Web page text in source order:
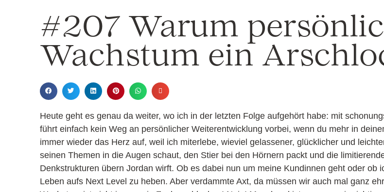
#207 Warum
Wachstum ein
Heute geht es genau da weiter, wo ich in der letzten Folge aufgehört habe: mit
führt einfach kein Weg an persönlicher Weiterentwicklung vorbei, wenn du mehr in
immer wieder das Herz auf, weil ich miterlebe, wieviel gelassener, glücklicher und
seinen Themen in die Augen schaut, den Stier bei den Hörnern packt und die
Denkstrukturen übern Jordan wirft. Ob es dabei nun um meine Kundinnen geht oder ob
Leben aufs Next Level zu heben. Aber verdammte Axt, da müssen wir auch mal ganz